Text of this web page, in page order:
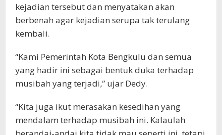
kejadian tersebut dan menyatakan akan
berbenah agar kejadian serupa tak terulang
kembali.
“Kami Pemerintah Kota Bengkulu dan semua
yang hadir ini sebagai bentuk duka terhadap
musibah yang terjadi,” ujar Dedy.
“Kita juga ikut merasakan kesedihan yang
mendalam terhadap musibah ini. Kalaulah